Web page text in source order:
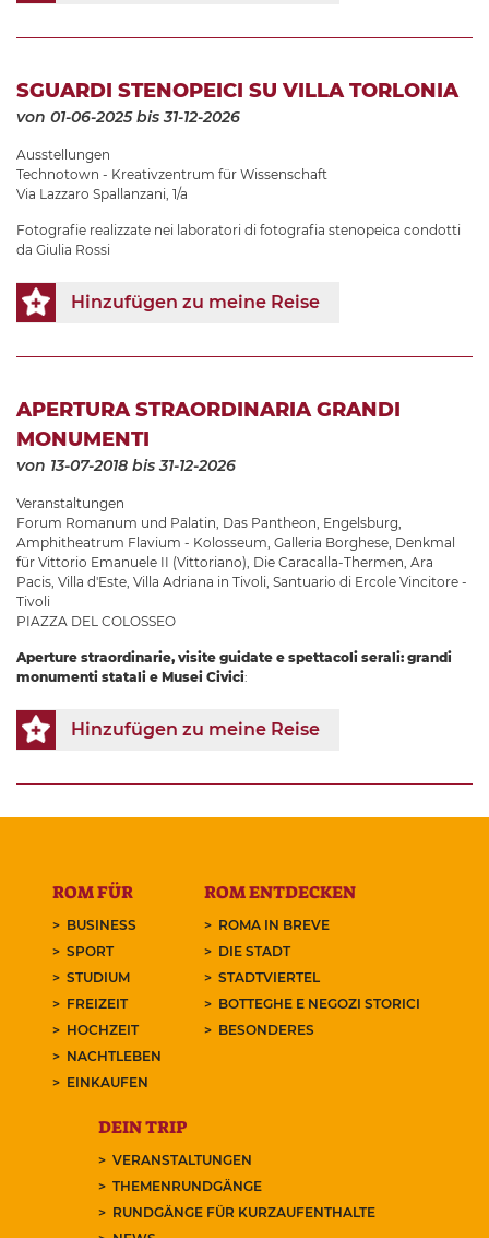
SGUARDI STENOPEICI SU VILLA TORLONIA
von 01-06-2025bis 31-12-2026
Ausstellungen
Technotown - Kreativzentrum für Wissenschaft
Via Lazzaro Spallanzani, 1/a
Fotografie realizzate nei laboratori di fotografia stenopeica condotti
da Giulia Rossi
Hinzufügen zu meine Reise
APERTURA STRAORDINARIA GRANDI
MONUMENTI
von 13-07-2018 bis 31-12-2026
Veranstaltungen
Forum Romanum und Palatin Das Pantheon Engelsburg
Amphitheatrum Flavium - Kolosseum Galleria Borghese Denkmal
für Vittorio Emanuele II (Vittoriano) Die Caracalla-Thermen Ara
Pacis Villa d'Este Villa Adriana in Tivoli Santuario di Ercole Vincitore -
Tivoli
PIAZZA DEL COLOSSEO
Aperture straordinarie, visite guidate e spettacoli serali: grandi
monumenti statali e Musei Civici:
Hinzufügen zu meine Reise
ROM FÜR
BUSINESS
SPORT
STUDIUM
FREIZEIT
HOCHZEIT
NACHTLEBEN
EINKAUFEN
ROM ENTDECKEN
ROMA IN BREVE
DIE STADT
STADTVIERTEL
BOTTEGHE E NEGOZI STORICI
BESONDERES
DEIN TRIP
VERANSTALTUNGEN
THEMENRUNDGÄNGE
RUNDGÄNGE FÜR KURZAUFENTHALTE